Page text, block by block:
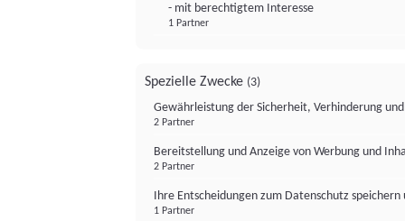
- mit berechtigtem Interesse
1 Partner
Spezielle Zwecke (3)
Gewährleistung der Sicherheit, Verhinderung
2 Partner
Bereitstellung und Anzeige von Werbung und
2 Partner
Ihre Entscheidungen zum Datenschutz
1 Partner